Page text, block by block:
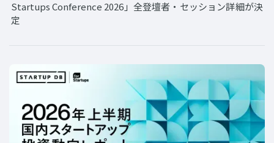
Startups Conference 2026」全登壇者・セッション詳細が決
定